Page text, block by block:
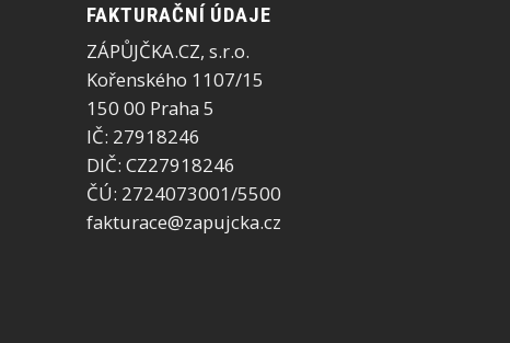
FAKTURAČNÍ ÚDAJE
ZÁPŮJČKA.CZ, s.r.o.
Kořenského 1107/15
150 00 Praha 5
IČ: 27918246
DIČ: CZ27918246
ČÚ: 2724073001/5500
fakturace@zapujcka.cz